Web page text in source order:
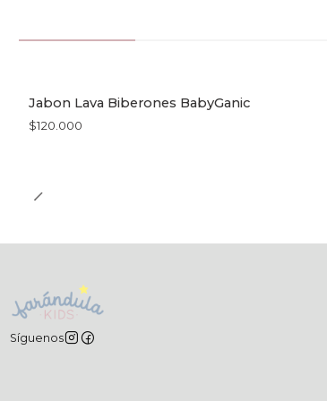
Agotado
Jabon Lava Biberones BabyGanic
$120.000
Síguenos